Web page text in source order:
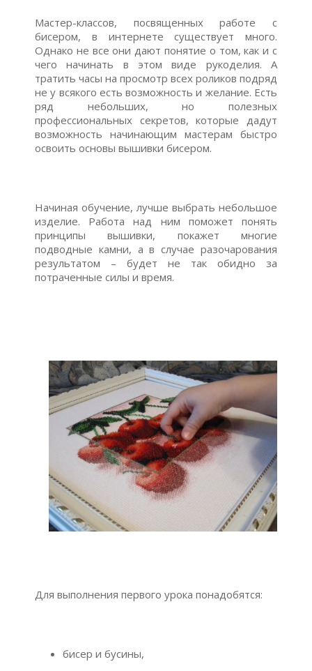
Мастер-классов, посвященных работе с
бисером, в интернете существует много.
Однако не все они дают понятие о том, как и с
чего начинать в этом виде рукоделия. А
тратить часы на просмотр всех роликов подряд
не у всякого есть возможность и желание. Есть
ряд небольших, но полезных
профессиональных секретов, которые дадут
возможность начинающим мастерам быстро
освоить основы вышивки бисером.
Начиная обучение, лучше выбрать небольшое
изделие. Работа над ним поможет понять
принципы вышивки, покажет многие
подводные камни, а в случае разочарования
результатом – будет не так обидно за
потраченные силы и время.
Для выполнения первого урока понадобятся:
бисер и бусины,